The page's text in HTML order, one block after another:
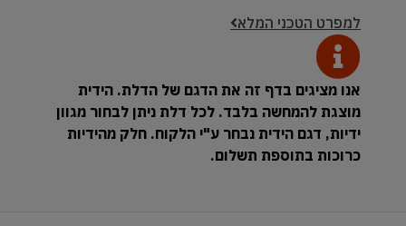
למפרט הטכני המלא
אנו מציגים בדף זה את הדגם של הדלת. הידית
מוצגת להמחשה בלבד. לכל דלת ניתן לבחור מגוון
ידיות, דגם הידית נבחר ע"י הלקוח. חלק מהידיות
כרוכות בתוספת תשלום.